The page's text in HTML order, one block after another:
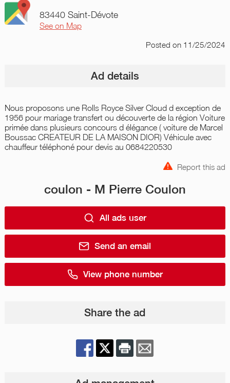
83440 Saint-Dévote
See on Map
Postedon 11/25/2024
Ad details
Nous proposons une Rolls Royce Silver Cloud d exception de
1956 pour mariage transfert ou découverte de la région Voiture
primée dans plusieurs concours d élégance ( voiture de Marcel
Boussac CREATEUR DE LA MAISON DIOR) Véhicule avec
chauffeur téléphoné pour devis au 0684220530
Report this ad
coulon - M Pierre Coulon
All ads user
Send an email
View phone number
Share the ad